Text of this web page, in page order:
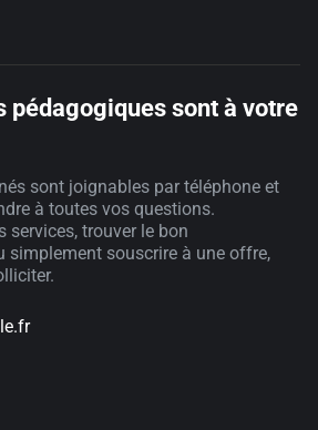
pédagogiques sont à votre
sont joignables par téléphone et
à toutes vos questions.
services, trouver le bon
simplement souscrire à une offre,